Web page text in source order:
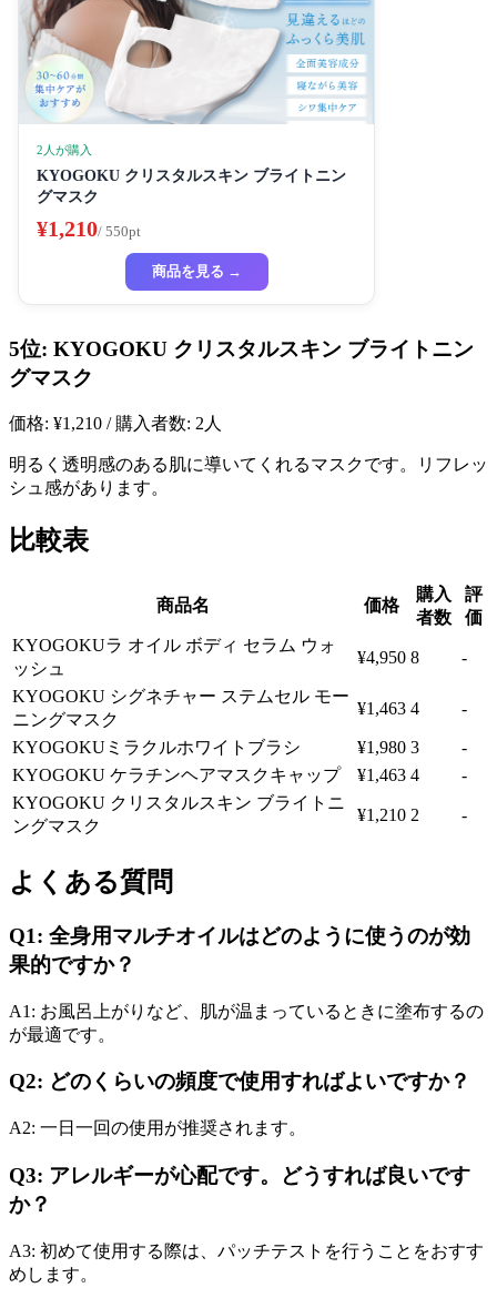
2人が購入
KYOGOKU クリスタルスキン ブライトニン
グマスク
¥1,210/ 550pt
商品を見る →
5位: KYOGOKU クリスタルスキン ブライトニン
グマスク
価格: ¥1,210 / 購入者数: 2人
明るく透明感のある肌に導いてくれるマスクです。リフレッ
シュ感があります。
比較表
商品名 価格
購入
者数
評
価
KYOGOKUラ オイル ボディ セラム ウォ
ッシュ
¥4,950 8 -
KYOGOKU シグネチャー ステムセル モー
ニングマスク
¥1,463 4 -
KYOGOKUミラクルホワイトブラシ ¥1,980 3
-
KYOGOKU ケラチンヘアマスクキャップ
¥1,463 4
-
KYOGOKU クリスタルスキン ブライトニ
ングマスク
¥1,210 2 -
よくある質問
Q1: 全身用マルチオイルはどのように使うのが効
果的ですか？
A1: お風呂上がりなど、肌が温まっているときに塗布するの
が最適です。
Q2: どのくらいの頻度で使用すればよいですか？
A2: 一日一回の使用が推奨されます。
Q3: アレルギーが心配です。どうすれば良いです
か？
A3: 初めて使用する際は、パッチテストを行うことをおすす
めします。